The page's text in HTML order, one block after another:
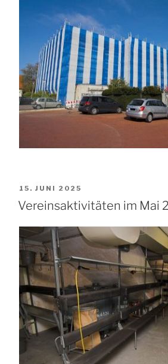
VERÖFFENTLICHT
AM
15. JUNI 2025
Vereinsaktivitäten im Mai